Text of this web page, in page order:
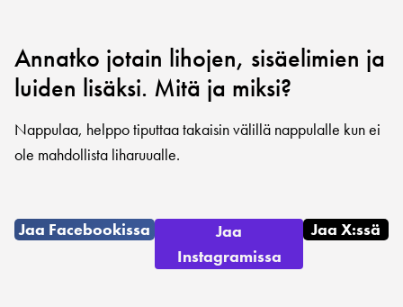
Annatko jotain lihojen, sisäelimien ja
luiden lisäksi. Mitä ja miksi?
Nappulaa, helppo tiputtaa takaisin välillä nappulalle kun ei
ole mahdollista liharuualle.
Jaa Facebookissa
Jaa
Instagramissa
Jaa X:ssä